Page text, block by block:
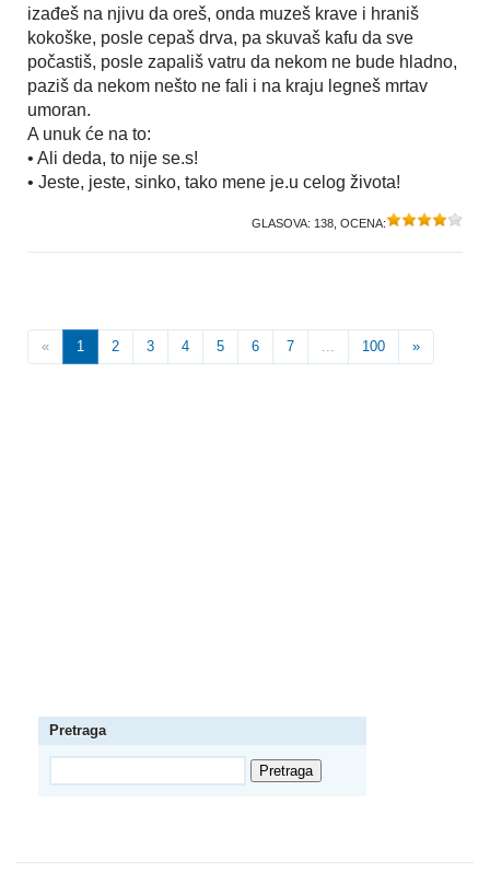
izađeš na njivu da oreš, onda muzeš krave i hraniš
kokoške, posle cepaš drva, pa skuvaš kafu da sve
počastiš, posle zapališ vatru da nekom ne bude hladno,
paziš da nekom nešto ne fali i na kraju legneš mrtav
umoran.
A unuk će na to:
• Ali deda, to nije se.s!
• Jeste, jeste, sinko, tako mene je.u celog života!
GLASOVA: 138 , OCENA:
« 1 2 3 4 5 6 7 ... 100 »
Pretraga